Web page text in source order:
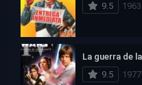
9.5
1963
9.5
1977